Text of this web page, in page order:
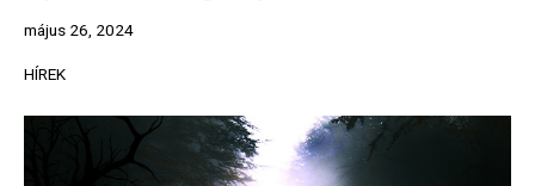
május 26, 2024
HÍREK